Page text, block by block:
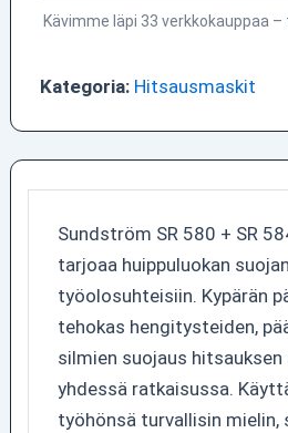
Kävimme läpi 33 verkkokauppaa
Kategoria: Hitsausmaskit
Sundström SR 580 + SR
tarjoaa huippuluokan
työolosuhteisiin. Kypärän
tehokas hengitysteiden,
silmien suojaus hitsauksen
yhdessä ratkaisussa.
työhönsä turvallisin mielin,